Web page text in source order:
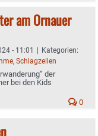
am Ornauer
- 11:01 | Kategorien:
, Schlagzeilen
der
bei den Kids
0